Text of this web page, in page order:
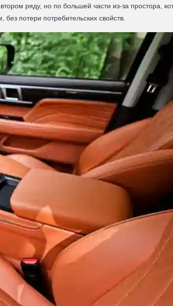
ряду, но по большей части из-за простора,
потери потребительских свойств.